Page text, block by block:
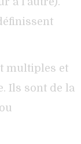
multiples et
Ils sont de la